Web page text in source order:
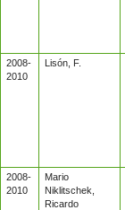
2008-
2010
Lisón, F.
2008-
2010
Mario
Niklitschek,
Ricardo